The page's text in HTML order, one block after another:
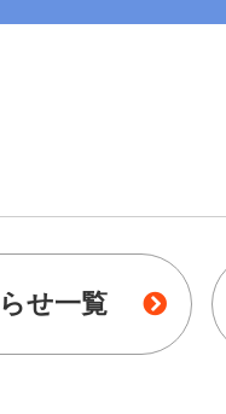
せ一覧